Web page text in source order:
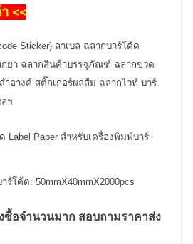
<<
Sticker) ลาเบล ฉลากบาร์โค้ด
กยา ฉลากสินค้าบรรจุภัณฑ์ ฉลากขวด
ำอางค์ สติ๊กเกอร์ผลส้ม ฉลากไวท์ บาร์
ฯ
Label Paper สำหรับเครื่องพิมพ์บาร์
ร์โค้ด: 50mmX40mmX2000pcs
ซื้อจำนวนมาก สอบถามราคาส่ง